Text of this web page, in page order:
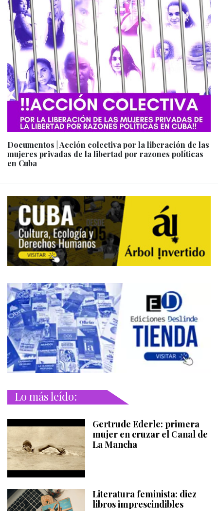
Documentos | Acción colectiva por la liberación de las
mujeres privadas de la libertad por razones políticas
en Cuba
Lo más leído:
Gertrude Ederle: primera
mujer en cruzar el Canal de
La Mancha
Literatura feminista: diez
libros imprescindibles